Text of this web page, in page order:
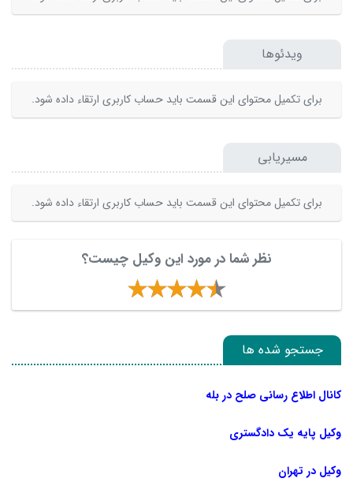
ویدئوها
برای تکمیل محتوای این قسمت باید حساب کاربری ارتقاء داده شود.
مسیریابی
برای تکمیل محتوای این قسمت باید حساب کاربری ارتقاء داده شود.
نظر شما در مورد این وکیل چیست؟
جستجو شده ها
کانال اطلاع رسانی صلح در بله
وکیل پایه یک دادگستری
وکیل در تهران